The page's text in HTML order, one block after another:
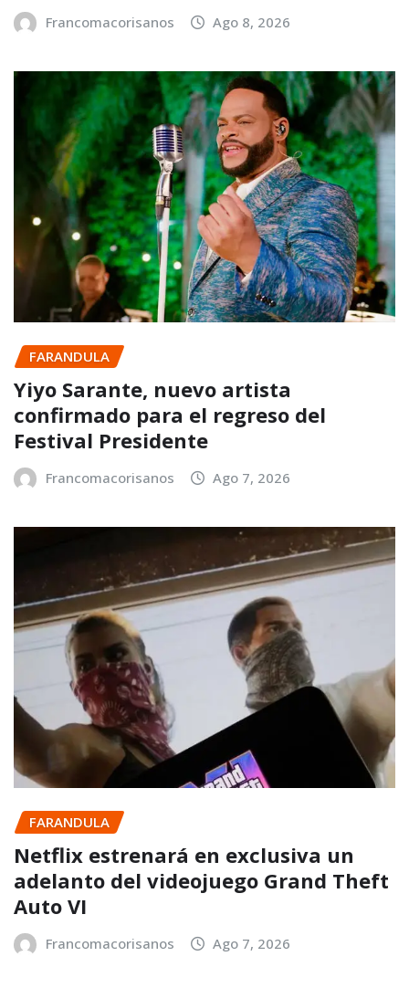
Francomacorisanos Ago 8, 2026
FARANDULA
Yiyo Sarante, nuevo artista
confirmado para el regreso del
Festival Presidente
Francomacorisanos Ago 7, 2026
FARANDULA
Netflix estrenará en exclusiva un
adelanto del videojuego Grand Theft
Auto VI
Francomacorisanos Ago 7, 2026